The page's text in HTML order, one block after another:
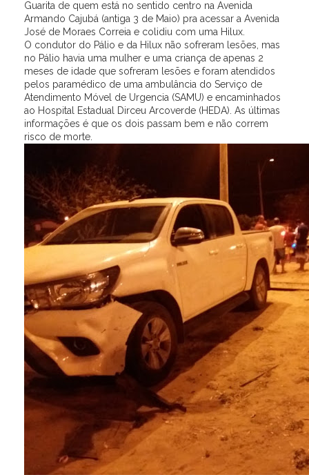
Guarita de quem está no sentido centro na Avenida
Armando Cajubá (antiga 3 de Maio) pra acessar a Avenida
José de Moraes Correia e colidiu com uma Hilux.
O condutor do Pálio e da Hilux não sofreram lesões, mas
no Pálio havia uma mulher e uma criança de apenas 2
meses de idade que sofreram lesões e foram atendidos
pelos paramédico de uma ambulância do Serviço de
Atendimento Móvel de Urgencia (SAMU) e encaminhados
ao Hospital Estadual Dirceu Arcoverde (HEDA). As últimas
informações é que os dois passam bem e não correm
risco de morte.